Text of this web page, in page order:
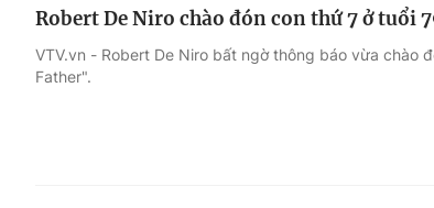
Robert De Niro chào đón con thứ 7 ở tuổi
VTV.vn - Robert De Niro bất ngờ thông báo vừa chào
Father".